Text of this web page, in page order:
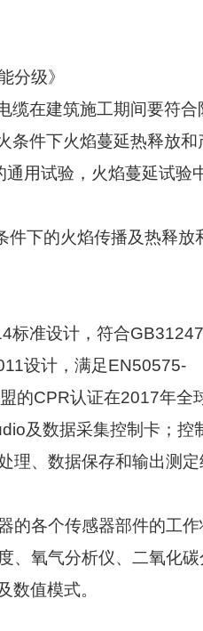
分级》
缆在建筑施工期间要符合
条件下火焰蔓延热释放
通用试验，火焰蔓延试验
件下的火焰传播及热释放
标准设计，符合
设计，满足EN50575-
的CPR认证在2017年全
及数据采集控制卡；控
理、数据保存和输出测定
的各个传感器部件的工
、氧气分析仪、二氧化
数值模式。